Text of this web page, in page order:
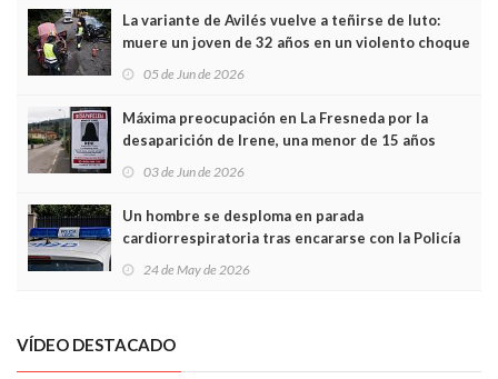
La variante de Avilés vuelve a teñirse de luto:
muere un joven de 32 años en un violento choque
frontal
05 de Jun de 2026
Máxima preocupación en La Fresneda por la
desaparición de Irene, una menor de 15 años
03 de Jun de 2026
Un hombre se desploma en parada
cardiorrespiratoria tras encararse con la Policía
Local en Luanco
24 de May de 2026
VÍDEO DESTACADO